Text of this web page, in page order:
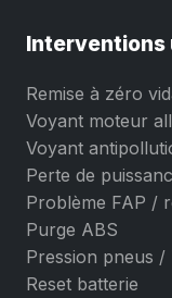
Interventions
Remise à zéro
Voyant moteur
Voyant
Perte de
Problème FAP /
Purge ABS
Pression pneus /
Reset batterie